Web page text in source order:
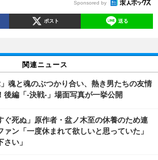
Sponsored by
ポスト 送る
関連ニュース
」魂と魂のぶつかり合い、熱き男たちの友情
後編「-決戦-」場面写真が一挙公開
ぐ死ぬ」原作者・盆ノ木至の休養のため連
ン「一度休まれて欲しいと思っていた」
さい」